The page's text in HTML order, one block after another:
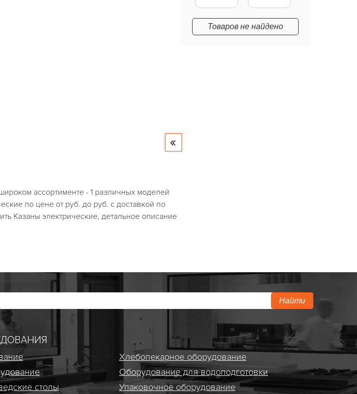
Товаров не найдено
ассортименте - 1 различных моделей
по цене от руб. до руб. с доставкой по
Казаны электрические, детальное описание
Найти
столы
Хлебопекарное оборудование
Оборудование для водоподготовки
Упаковочное оборудование